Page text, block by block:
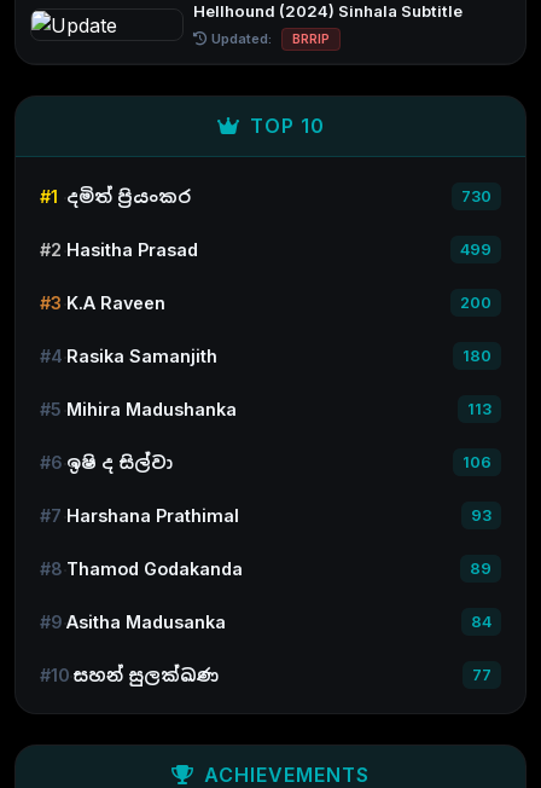
Hellhound (2024) Sinhala Subtitle
Updated: BRRIP
TOP 10
#1 දමිත් ප්‍රියංකර 730
#2 Hasitha Prasad 499
#3 K.A Raveen 200
#4 Rasika Samanjith 180
#5 Mihira Madushanka 113
#6 ඉෂි ද සිල්වා 106
#7 Harshana Prathimal 93
#8 Thamod Godakanda 89
#9 Asitha Madusanka 84
#10 සහන් සුලක්ඛණ 77
ACHIEVEMENTS